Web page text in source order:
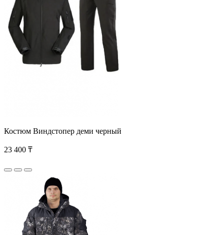
Костюм Виндстопер деми черный
23 400 ₸